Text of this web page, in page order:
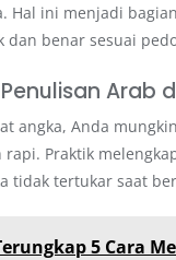
Hal ini menjadi
dan benar sesuai
Arab
angka, Anda
Praktik
tidak tertukar saat
5 Cara